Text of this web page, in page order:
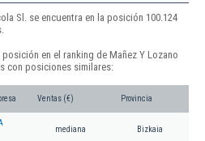
Sl. se encuentra en la posición 100.124
en el ranking de Mañez Y Lozano
con posiciones similares:
Ventas (€) Provincia
mediana Bizkaia